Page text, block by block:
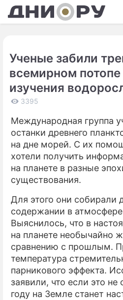
Ученые забили
всемирном потопе
изучения
3395
Международная группа
останки древнего
на дне морей. С их
хотели получить
на планете в разные
существования.
Для этого они собирали
содержании в атмосфере
Выяснилось, что в
на планете необычайно
сравнению с прошлым.
температура
парникового эффекта.
заявили, что если это не
году на Земле станет